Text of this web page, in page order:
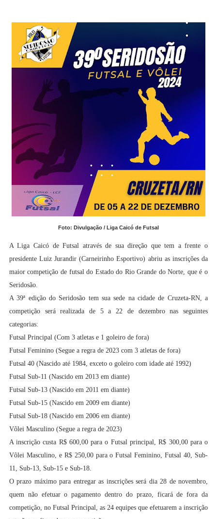
Foto: Divulgação / Liga Caicó de Futsal
A Liga Caicó de Futsal através de sua direção que tem a frente o
presidente Luiz Jurandir (Carneirinho Esportivo) abriu as inscrições da
maior competição de futsal do Estado do Rio Grande do Norte, que é o
Seridosão.
A 39ª edição do Seridosão tem sua sede na cidade de Cruzeta-RN, a
competição será realizada de 5 a 22 de dezembro nas seguintes
categorias:
Futsal Principal (Com 3 atletas e 1 goleiro de fora)
Futsal Feminino (Segue a regra de 2023 com 3 atletas de fora)
Futsal 40 (Nascido até 1984, exceto o goleiro com idade até 1992)
Futsal Sub-11 (Nascido em 2013 em diante)
Futsal Sub-13 (Nascido em 2011 em diante)
Futsal Sub-15 (Nascido em 2009 em diante)
Futsal Sub-18 (Nascido em 2006 em diante)
Vôlei Masculino (Segue a regra de 2023)
A inscrição custa R$ 600,00 para o Futsal principal, R$ 300,00 para o
Vôlei Masculino, e R$ 250,00 para o Futsal Feminino, Futsal 40, Sub-
11, Sub-13, Sub-15 e Sub-18.
O prazo máximo para entregar as inscrições será dia 28 de novembro,
quem não efetuar o pagamento dentro do prazo, ficará de fora da
competição, no Futsal Principal, as 24 equipes que efetuarem a inscrição